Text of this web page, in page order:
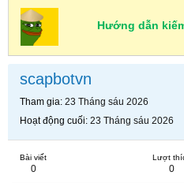
Hướng dẫn
scapbotvn
Tham gia 23 Tháng sáu 2026
Hoạt động cuối 23 Tháng sáu 2026
Bài viết
0
Lượt
0